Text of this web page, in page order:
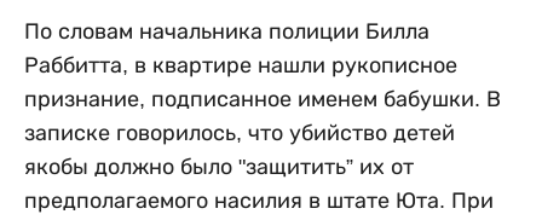
По словам начальника полиции Билла
Раббитта, в квартире нашли рукописное
признание, подписанное именем бабушки. В
записке говорилось, что убийство детей
якобы должно было "защитить” их от
предполагаемого насилия в штате Юта. При